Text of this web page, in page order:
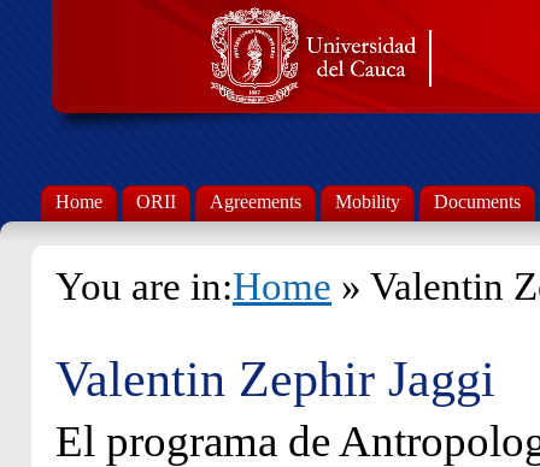
Home ORII Agreements Mobility Documents
You are in:Home » Valentin
Valentin Zephir Jaggi
El programa de